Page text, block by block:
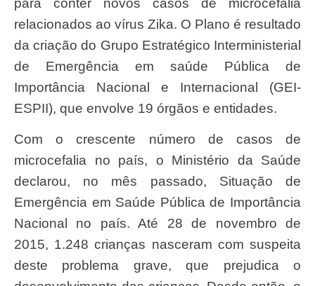
para conter novos casos de microcefalia
relacionados ao vírus Zika. O Plano é resultado
da criação do Grupo Estratégico Interministerial
de Emergência em saúde Pública de
Importância Nacional e Internacional (GEI-
ESPII), que envolve 19 órgãos e entidades.
Com o crescente número de casos de
microcefalia no país, o Ministério da Saúde
declarou, no mês passado, Situação de
Emergência em Saúde Pública de Importância
Nacional no país. Até 28 de novembro de
2015, 1.248 crianças nasceram com suspeita
deste problema grave, que prejudica o